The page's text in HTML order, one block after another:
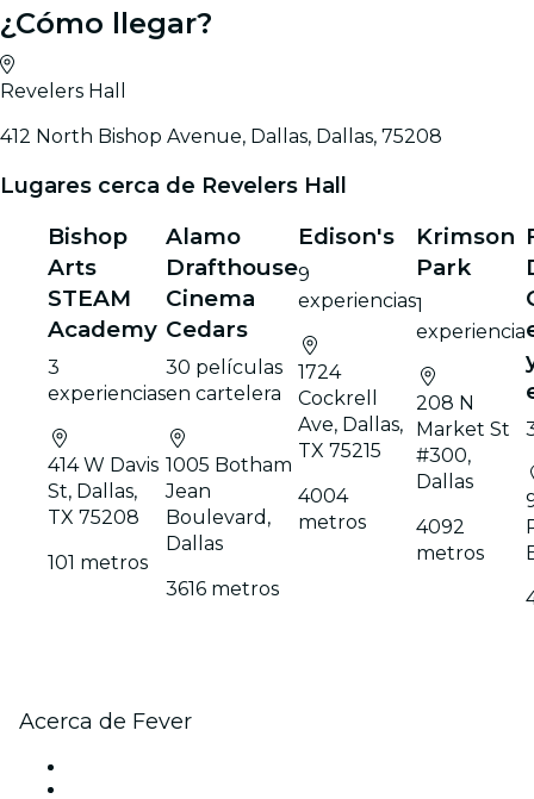
¿Cómo llegar?
Revelers Hall
412 North Bishop Avenue, Dallas, Dallas, 75208
Lugares cerca de Revelers Hall
Bishop
Arts
STEAM
Academy
3
experiencias
414 W Davis
St, Dallas,
TX 75208
101 metros
Alamo
Drafthouse
Cinema
Cedars
30 películas
en cartelera
1005 Botham
Jean
Boulevard,
Dallas
3616 metros
Edison's
9
experiencias
1724
Cockrell
Ave, Dallas,
TX 75215
4004
metros
Krimson
Park
1
experiencia
208 N
Market St
#300,
Dallas
4092
metros
Acerca de Fever